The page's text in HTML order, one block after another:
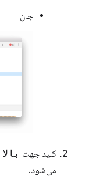
جان
کلید جهت بالا
می‌شود.